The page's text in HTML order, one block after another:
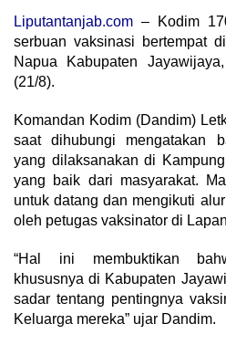
Liputantanjab.com – Kodim
serbuan vaksinasi bertempat
Napua Kabupaten
(21/8).
Komandan Kodim (Dandim)
saat dihubungi mengatakan
yang dilaksanakan di
yang baik dari masyarakat.
untuk datang dan mengikuti
oleh petugas vaksinator di
“Hal ini membuktikan
khususnya di Kabupaten
sadar tentang pentingnya
Keluarga mereka” ujar Dandim.